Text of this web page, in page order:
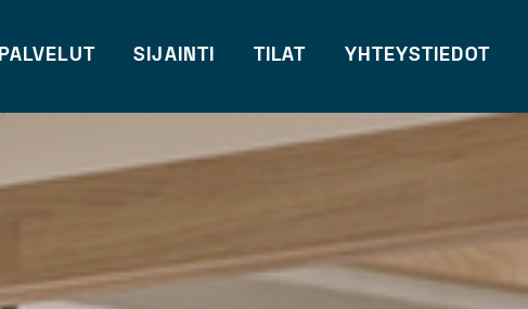
PALVELUT SIJAINTI TILAT YHTEYSTIEDOT